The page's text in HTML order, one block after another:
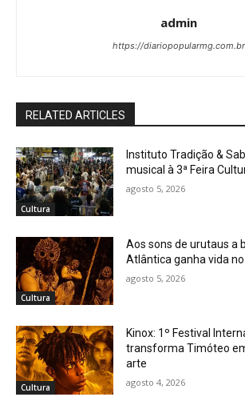
admin
https://diariopopularmg.com.br
RELATED ARTICLES
Cultura
Instituto Tradição &
musical à 3ª Feira
agosto 5, 2026
Cultura
Aos sons de urutaus a
Atlântica ganha vida
agosto 5, 2026
Cultura
Kinox: 1º Festival
transforma Timóteo
arte
agosto 4, 2026